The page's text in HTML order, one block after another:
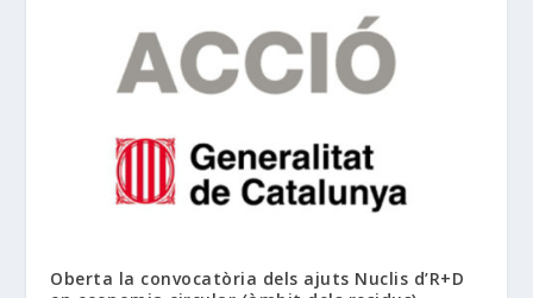
Oberta la convocatòria dels ajuts Nuclis d’R+D